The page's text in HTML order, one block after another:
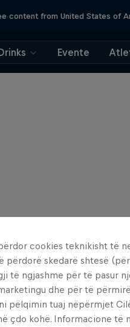
content from United States of
Evente
cookies teknikisht të
përdorë skedarë shtesë
të ngjashme për të pasur
dhe për të
pëlqimin tuaj nëpërmjet
çdo kohë. Informacione të